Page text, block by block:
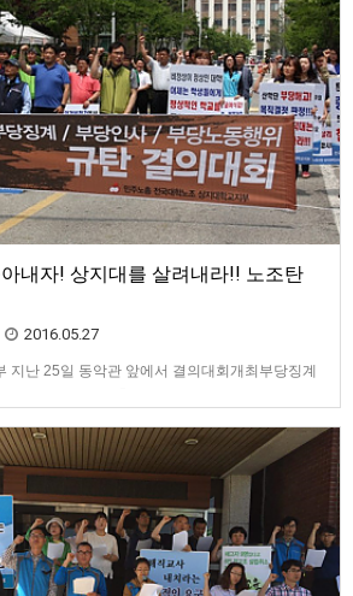
내자! 상지대를 살려내라!! 노조탄
2016.05.27
지난 25일 동악관 앞에서 결의대회개최부당징계
과를 촉구”하는 결의대회를 개최했다. 이날 결의
들과 민주노총조합원, 상지대학교 교수협의회,…